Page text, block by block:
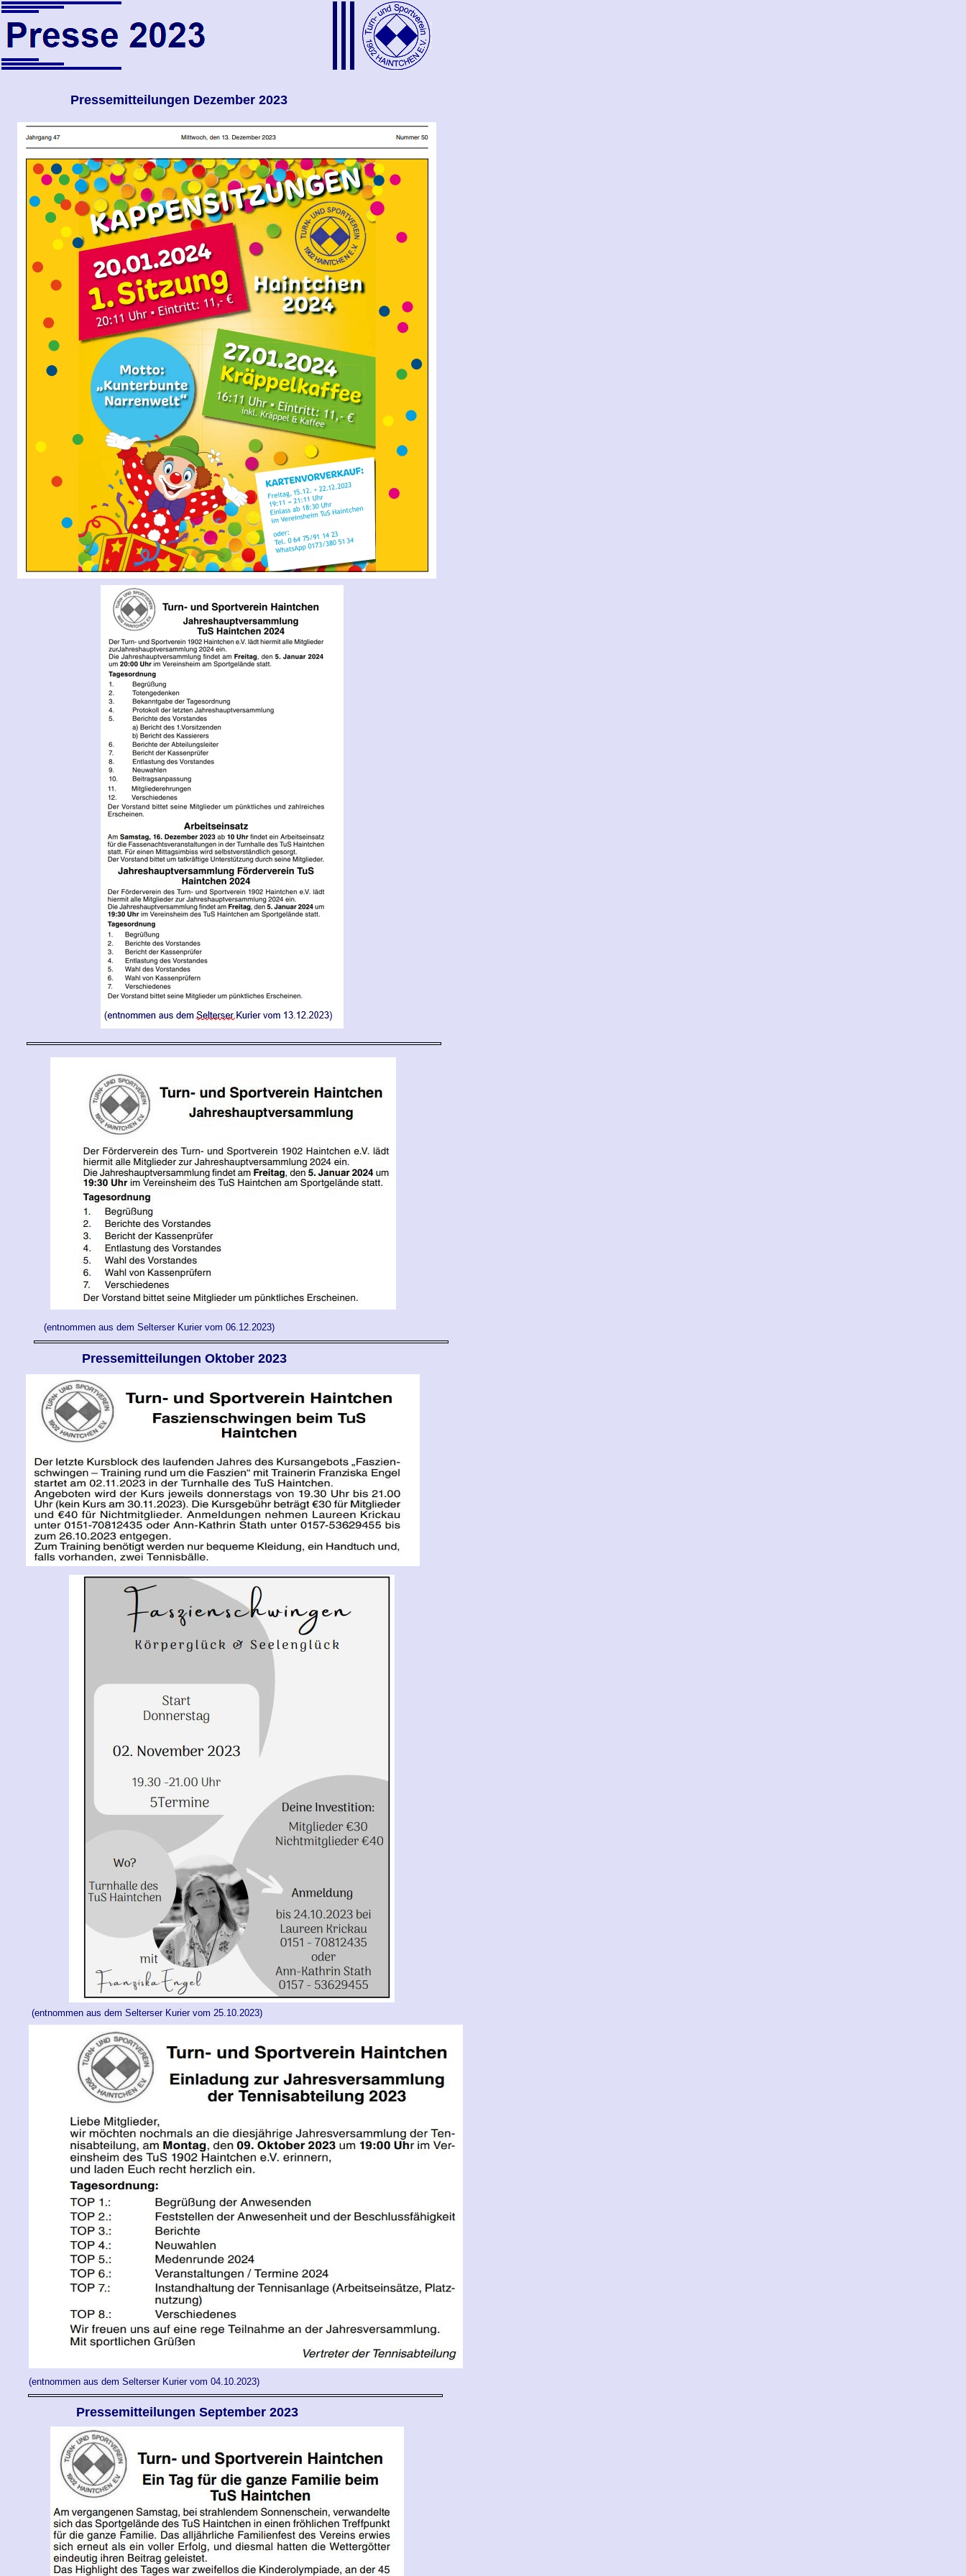
Pressemitteilungen Dezember 2023
(entnommen aus dem Selterser Kurier vom 06.12.2023)
Pressemitteilungen Oktober 2023
(entnommen aus dem Selterser Kurier vom 25.10.2023)
(entnommen aus dem Selterser Kurier vom 04.10.2023)
Pressemitteilungen September 2023